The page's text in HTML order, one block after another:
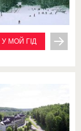
МОЙ ГІД